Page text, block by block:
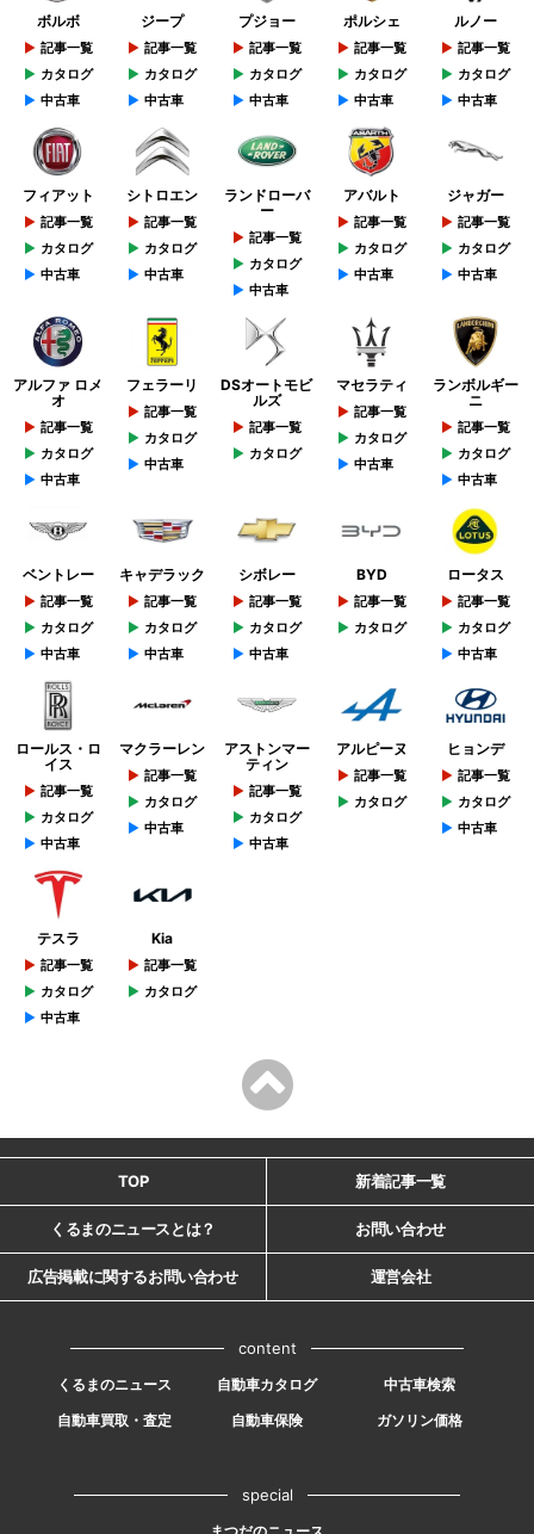
ボルボ
記事一覧
カタログ
中古車
ジープ
記事一覧
カタログ
中古車
プジョー
記事一覧
カタログ
中古車
ポルシェ
記事一覧
カタログ
中古車
ルノー
記事一覧
カタログ
中古車
フィアット
記事一覧
カタログ
中古車
シトロエン
記事一覧
カタログ
中古車
ランドローバ
ー
記事一覧
カタログ
中古車
アバルト
記事一覧
カタログ
中古車
ジャガー
記事一覧
カタログ
中古車
アルファ ロメ
オ
記事一覧
カタログ
中古車
フェラーリ
記事一覧
カタログ
中古車
DSオートモビ
ルズ
記事一覧
カタログ
マセラティ
記事一覧
カタログ
中古車
ランボルギー
ニ
記事一覧
カタログ
中古車
ベントレー
記事一覧
カタログ
中古車
キャデラック
記事一覧
カタログ
中古車
シボレー
記事一覧
カタログ
中古車
BYD
記事一覧
カタログ
ロータス
記事一覧
カタログ
中古車
ロールス・ロ
イス
記事一覧
カタログ
中古車
マクラーレン
記事一覧
カタログ
中古車
アストンマー
ティン
記事一覧
カタログ
中古車
アルピーヌ
記事一覧
カタログ
ヒョンデ
記事一覧
カタログ
中古車
テスラ
記事一覧
カタログ
中古車
Kia
記事一覧
カタログ
TOP 新着記事一覧
くるまのニュースとは？ お問い合わせ
広告掲載に関するお問い合わせ 運営会社
content
くるまのニュース 自動車カタログ
中古車検索
自動車買取・査定
自動車保険 ガソリン価格
special